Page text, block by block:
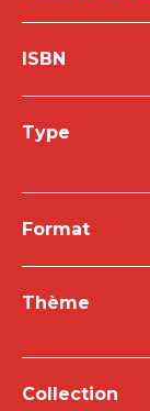
ISBN
Type
Format
Thème
Collection